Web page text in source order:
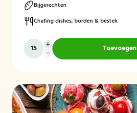
Bijgerechten
Chafing dishes, borden & bestek
Toevoegen